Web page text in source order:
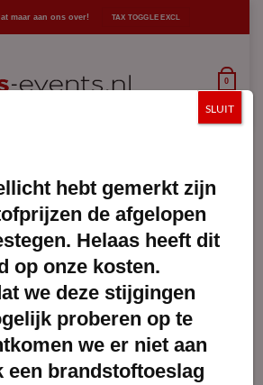
maar aan ons over!
0
glas bier
FILTERS TOEPASSEN
hebt gemerkt zijn
de afgelopen
Helaas heeft dit
op onze kosten.
we deze stijgingen
proberen op te
we er niet aan
een brandstoftoeslag
SLUIT